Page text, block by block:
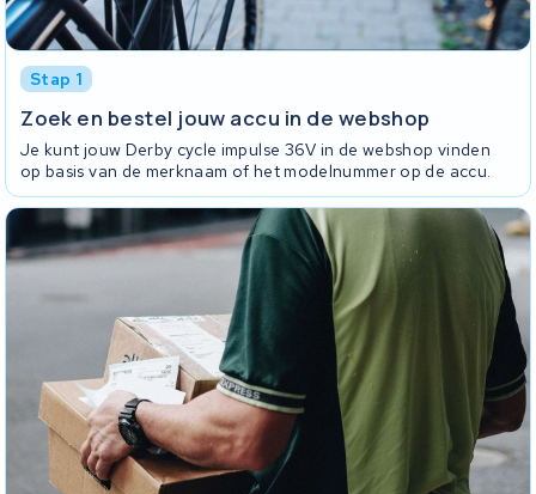
Stap 1
Zoek en bestel jouw accu in de webshop
Je kunt jouw Derby cycle impulse 36V in de webshop vinden
op basis van de merknaam of het modelnummer op de accu.